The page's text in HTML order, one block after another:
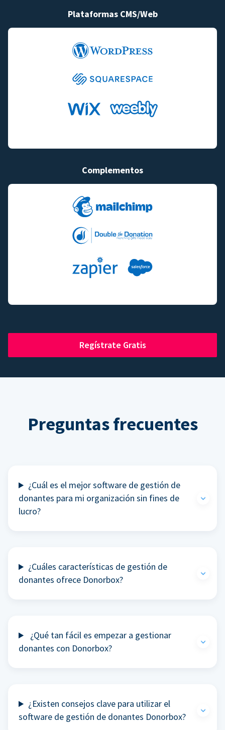
Plataformas CMS/Web
Complementos
Regístrate Gratis
Preguntas frecuentes
¿Cuál es el mejor software de gestión de
donantes para mi organización sin fines de
lucro?
¿Cuáles características de gestión de
donantes ofrece Donorbox?
¿Qué tan fácil es empezar a gestionar
donantes con Donorbox?
¿Existen consejos clave para utilizar el
software de gestión de donantes Donorbox?